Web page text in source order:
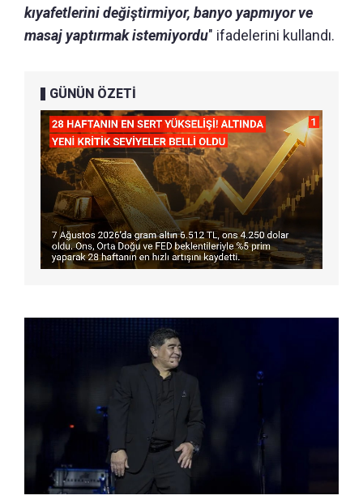
kıyafetlerini değiştirmiyor, banyo yapmıyor ve
masaj yaptırmak istemiyordu" ifadelerini kullandı.
GÜNÜN ÖZETİ